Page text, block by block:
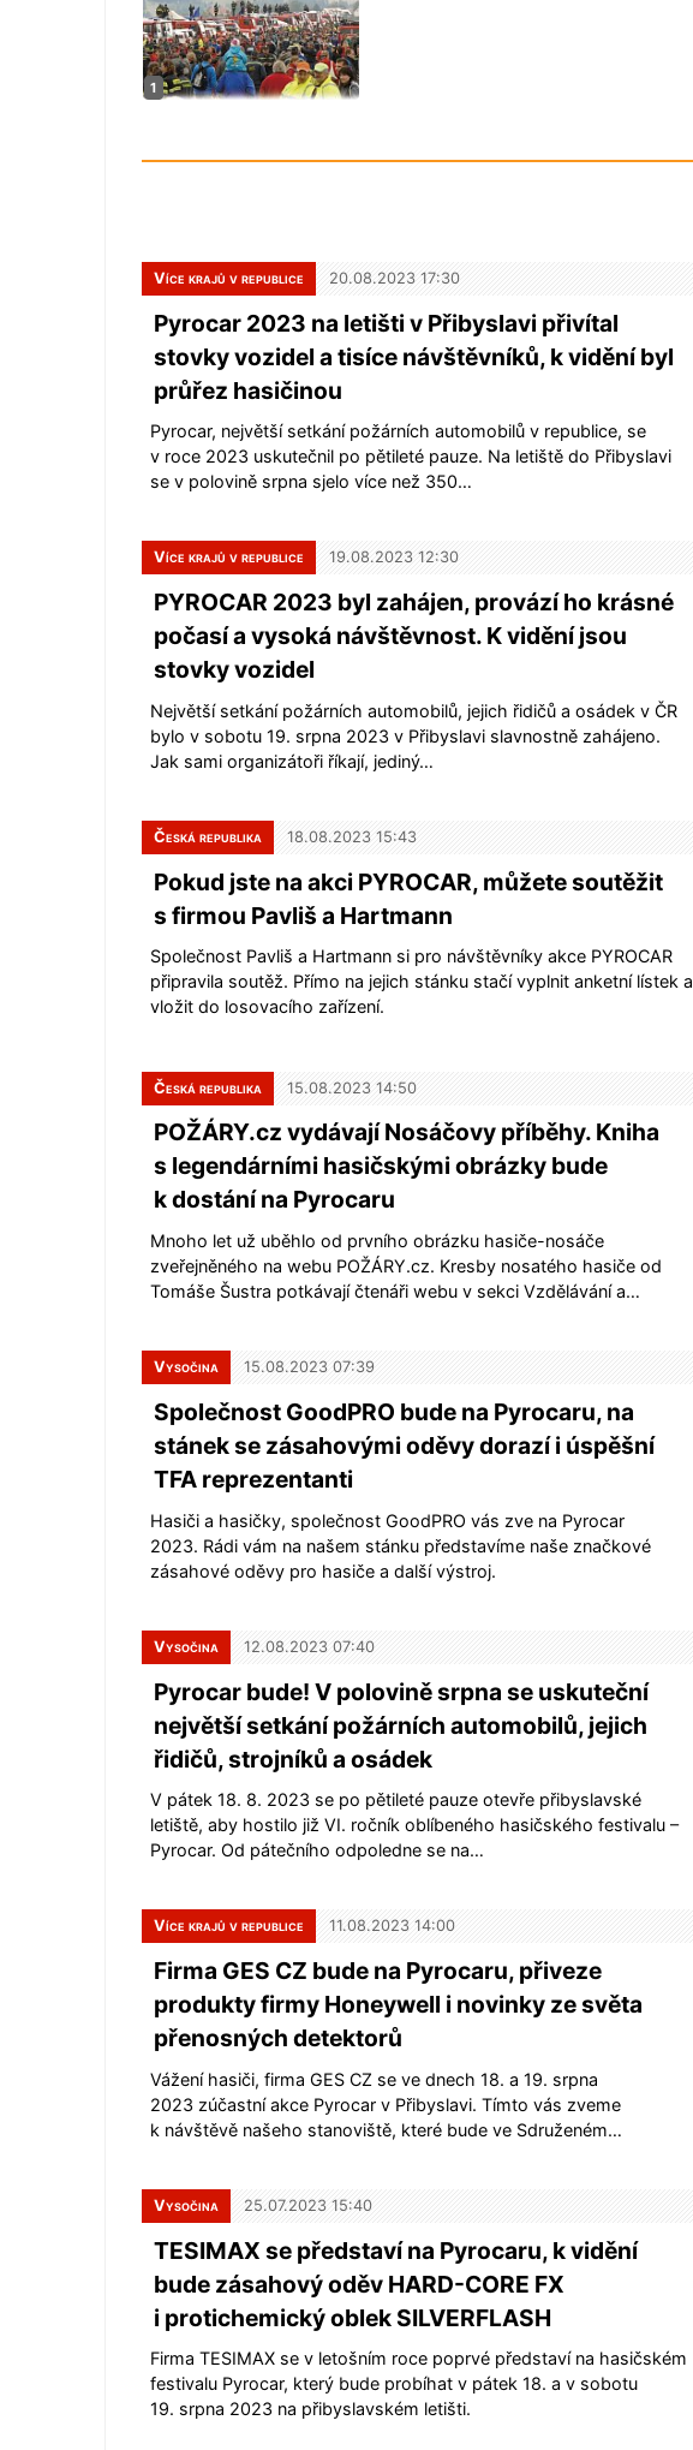
Více krajů v republice 20.08.2023 17:30
Pyrocar 2023 na letišti v Přibyslavi přivítal
stovky vozidel a tisíce návštěvníků, k vidění byl
průřez hasičinou
Pyrocar, největší setkání požárních automobilů v republice, se
v roce 2023 uskutečnil po pětileté pauze. Na letiště do Přibyslavi
se v polovině srpna sjelo více než 350…
Více krajů v republice 19.08.2023 12:30
PYROCAR 2023 byl zahájen, provází ho krásné
počasí a vysoká návštěvnost. K vidění jsou
stovky vozidel
Největší setkání požárních automobilů, jejich řidičů a osádek v ČR
bylo v sobotu 19. srpna 2023 v Přibyslavi slavnostně zahájeno.
Jak sami organizátoři říkají, jediný…
Česká republika 18.08.2023 15:43
Pokud jste na akci PYROCAR, můžete soutěžit
s firmou Pavliš a Hartmann
Společnost Pavliš a Hartmann si pro návštěvníky akce PYROCAR
připravila soutěž. Přímo na jejich stánku stačí vyplnit anketní lístek a
vložit do losovacího zařízení.
Česká republika 15.08.2023 14:50
POŽÁRY.cz vydávají Nosáčovy příběhy. Kniha
s legendárními hasičskými obrázky bude
k dostání na Pyrocaru
Mnoho let už uběhlo od prvního obrázku hasiče-nosáče
zveřejněného na webu POŽÁRY.cz. Kresby nosatého hasiče od
Tomáše Šustra potkávají čtenáři webu v sekci Vzdělávání a…
Vysočina 15.08.2023 07:39
Společnost GoodPRO bude na Pyrocaru, na
stánek se zásahovými oděvy dorazí i úspěšní
TFA reprezentanti
Hasiči a hasičky, společnost GoodPRO vás zve na Pyrocar
2023. Rádi vám na našem stánku představíme naše značkové
zásahové oděvy pro hasiče a další výstroj.
Vysočina 12.08.2023 07:40
Pyrocar bude! V polovině srpna se uskuteční
největší setkání požárních automobilů, jejich
řidičů, strojníků a osádek
V pátek 18. 8. 2023 se po pětileté pauze otevře přibyslavské
letiště, aby hostilo již VI. ročník oblíbeného hasičského festivalu –
Pyrocar. Od pátečního odpoledne se na…
Více krajů v republice 11.08.2023 14:00
Firma GES CZ bude na Pyrocaru, přiveze
produkty firmy Honeywell i novinky ze světa
přenosných detektorů
Vážení hasiči, firma GES CZ se ve dnech 18. a 19. srpna
2023 zúčastní akce Pyrocar v Přibyslavi. Tímto vás zveme
k návštěvě našeho stanoviště, které bude ve Sdruženém…
Vysočina 25.07.2023 15:40
TESIMAX se představí na Pyrocaru, k vidění
bude zásahový oděv HARD-CORE FX
i protichemický oblek SILVERFLASH
Firma TESIMAX se v letošním roce poprvé představí na hasičském
festivalu Pyrocar, který bude probíhat v pátek 18. a v sobotu
19. srpna 2023 na přibyslavském letišti.